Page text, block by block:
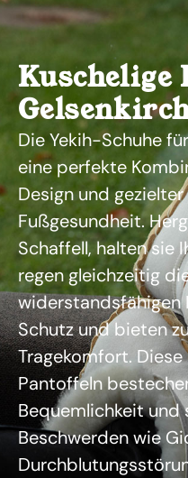
Die Yekih-Schuhe
eine perfekte
Design und
Fußgesundheit.
Schaffell, halten sie
regen gleichzeitig
widerstandsfähigen
Schutz und bieten
Tragekomfort.
Pantoffeln
Bequemlichkeit und
Beschwerden wie